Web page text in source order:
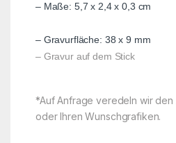
– Maße: 5,7 x 2,4 x 0,3 cm
– Gravurfläche: 38 x 9 mm
– Gravur auf dem Stick
*Auf Anfrage veredeln wir den
oder Ihren Wunschgrafiken.